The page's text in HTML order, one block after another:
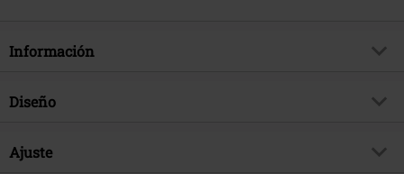
Información
Artículo no.
Brand
Diseño
Tipo de producto
Ajuste